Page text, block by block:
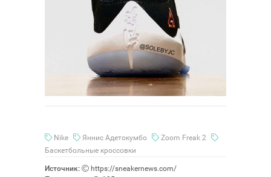
Nike Яннис Адетокумбо
Zoom Freak 2
Баскетбольные кроссовки
Источник:
https://sneakernews.com/